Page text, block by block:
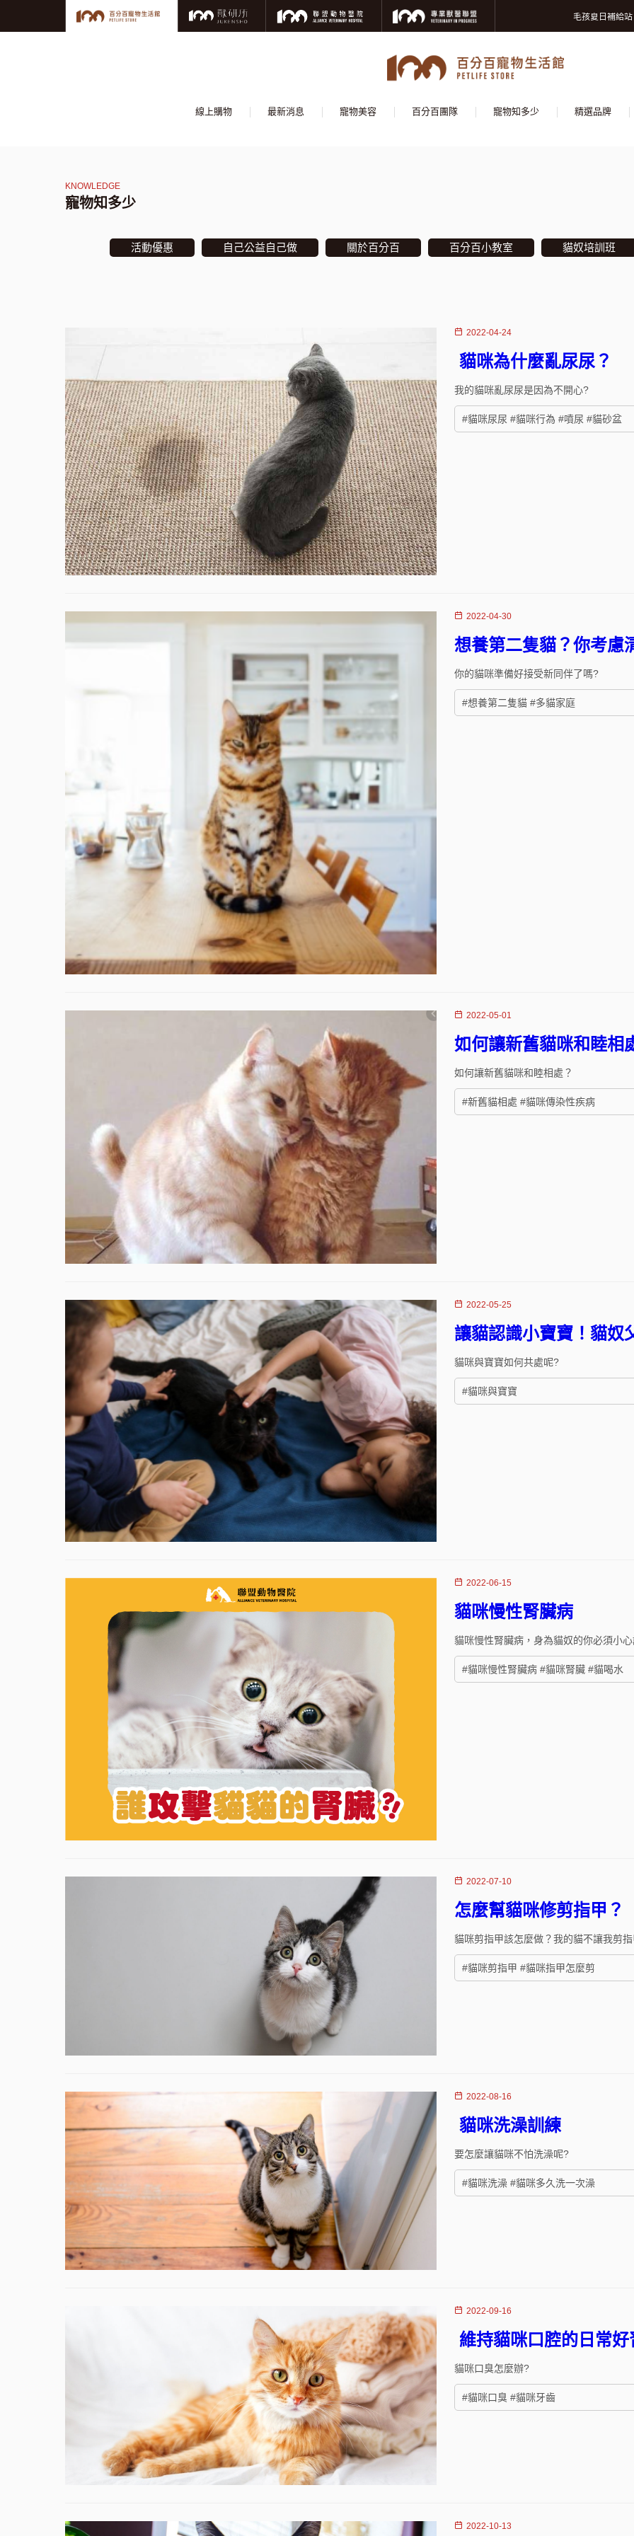
毛孩夏日補給
線上購物 最新消息 寵物美容 百分百團隊 寵物知多少 精選品牌
寵物知多少
活動優惠 自己公益自己做 關於百分百 百分百小教室 貓奴培訓班
2022-04-24
貓咪為什麼亂尿尿？
我的貓咪亂尿尿是因為不開心?
#貓咪尿尿 #貓咪行為 #噴尿 #貓砂盆
2022-04-30
想養第二隻貓？你考慮
你的貓咪準備好接受新同伴了嗎?
#想養第二隻貓 #多貓家庭
2022-05-01
如何讓新舊貓咪和睦相
如何讓新舊貓咪和睦相處？
#新舊貓相處 #貓咪傳染性疾病
2022-05-25
讓貓認識小寶寶！貓奴
貓咪與寶寶如何共處呢?
#貓咪與寶寶
2022-06-15
貓咪慢性腎臟病
貓咪慢性腎臟病，身為貓奴的你必須小
#貓咪慢性腎臟病 #貓咪腎臟 #貓喝水
2022-07-10
怎麼幫貓咪修剪指甲？
貓咪剪指甲該怎麼做？我的貓不讓我剪
#貓咪剪指甲 #貓咪指甲怎麼剪
2022-08-16
貓咪洗澡訓練
要怎麼讓貓咪不怕洗澡呢?
#貓咪洗澡 #貓咪多久洗一次澡
2022-09-16
維持貓咪口腔的日常好
貓咪口臭怎麼辦?
#貓咪口臭 #貓咪牙齒
2022-10-13